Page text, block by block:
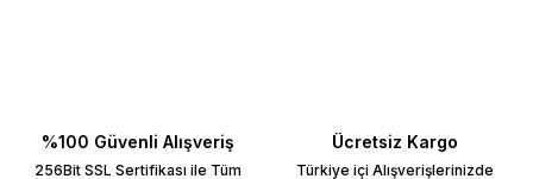
%100 Güvenli Alışveriş
256Bit SSL Sertifikası ile Tüm
Ücretsiz Kargo
Türkiye içi Alışverişlerinizde